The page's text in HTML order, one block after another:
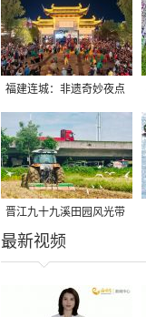
福建连城：非遗奇妙夜点
亮夏夜
晋江九十九溪田园风光带
千亩早稻迎来成熟收割季
最新视频